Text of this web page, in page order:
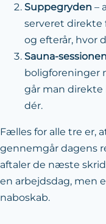
Suppegryden –
serveret direkte
og efterår, hvor
Sauna-sessionen
boligforeninger
går man
dér.
Fælles for alle tre er,
gennemgår dagens
aftaler de næste
en arbejdsdag, men
naboskab.